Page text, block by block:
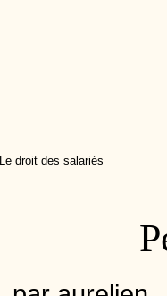
Le droit des salariés